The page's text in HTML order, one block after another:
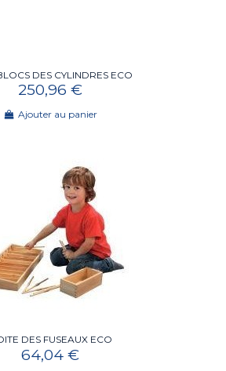
DES CYLINDRES ECO
250,96 €
Ajouter au panier
DES FUSEAUX ECO
64,04 €